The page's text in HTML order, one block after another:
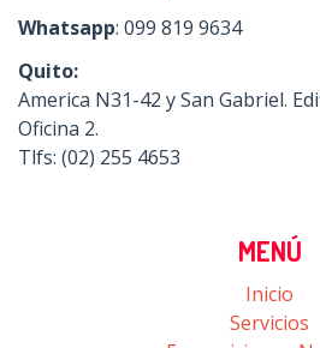
Whatsapp: 099 819 9634
Quito:
America N31-42 y San Gabriel.
Oficina 2.
Tlfs: (02) 255 4653
MENÚ
Inicio
Servicios